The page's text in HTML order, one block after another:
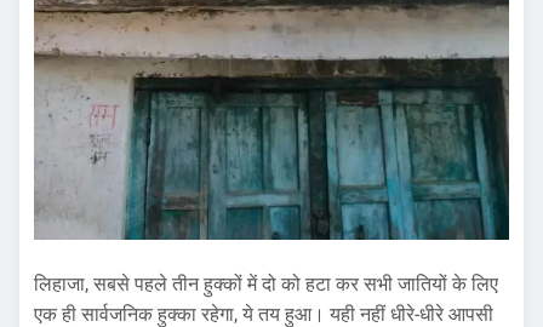
लिहाजा, सबसे पहले तीन हुक्कों में दो को हटा कर सभी जातियों के लिए
एक ही सार्वजनिक हुक्का रहेगा, ये तय हुआ। यही नहीं धीरे-धीरे आपसी